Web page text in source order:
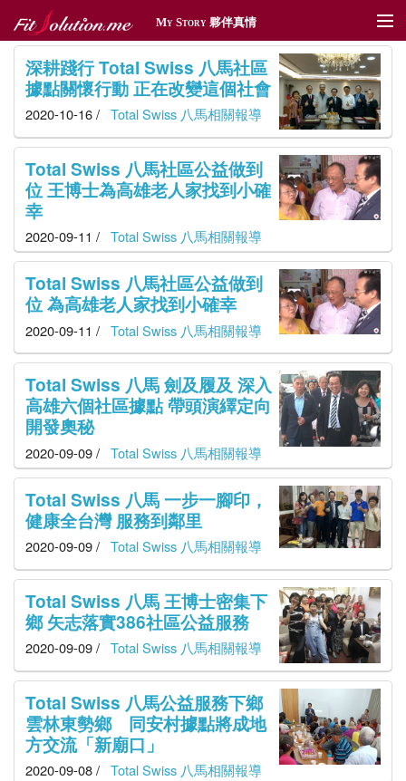
My Story 夥伴真情
夥伴真情
傳情遞愛
體育贊助
社區深耕
獎勵旅遊
新聞管理
深耕踐行 Total Swiss 八馬社區
據點關懷行動 正在改變這個社會
2020-10-16 / Total Swiss 八馬相關報導
Total Swiss 八馬社區公益做到
位 王博士為高雄老人家找到小確
幸
2020-09-11 / Total Swiss 八馬相關報導
Total Swiss 八馬社區公益做到
位 為高雄老人家找到小確幸
2020-09-11 / Total Swiss 八馬相關報導
Total Swiss 八馬 劍及履及 深入
高雄六個社區據點 帶頭演繹定向
開發奧秘
2020-09-09 / Total Swiss 八馬相關報導
Total Swiss 八馬 一步一腳印，
健康全台灣 服務到鄰里
2020-09-09 / Total Swiss 八馬相關報導
Total Swiss 八馬 王博士密集下
鄉 矢志落實386社區公益服務
2020-09-09 / Total Swiss 八馬相關報導
Total Swiss 八馬公益服務下鄉
雲林東勢鄉 同安村據點將成地
方交流「新廟口」
2020-09-08 / Total Swiss 八馬相關報導